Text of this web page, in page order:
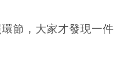
節，大家才發現